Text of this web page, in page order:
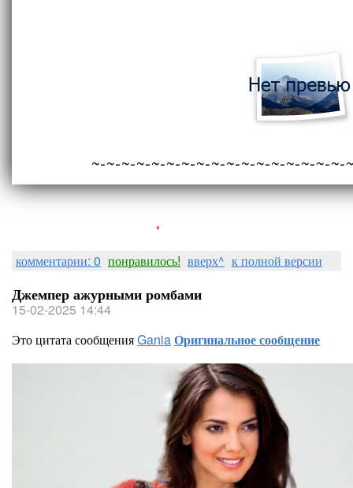
~-~-~-~-~-~-~-~-~-~-~-~-~-~-~-~-
комментарии: 0 понравилось! вверх^ к полной версии
Джемпер ажурными ромбами
15-02-2025 14:44
Это цитата сообщенияGaniaОригинальное сообщение